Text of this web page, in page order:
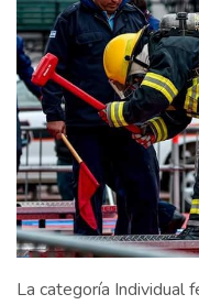
La categoría Individual